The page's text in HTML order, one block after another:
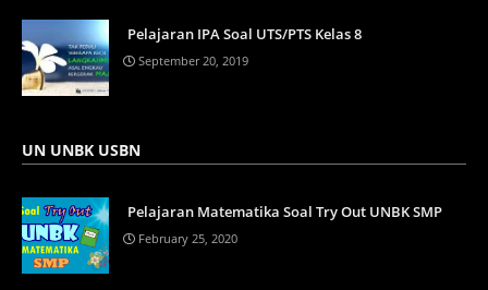
Pelajaran IPA Soal UTS/PTS Kelas 8
September 20, 2019
UN UNBK USBN
Pelajaran Matematika Soal Try Out UNBK SMP
February 25, 2020